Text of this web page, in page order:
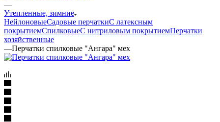
—
Утепленные, зимние
НейлоновыеСадовые перчаткиС латексным
покрытиемCпилковыеС нитриловым покрытиемПерчатки
хозяйственные
—Перчатки спилковые "Ангара" мех